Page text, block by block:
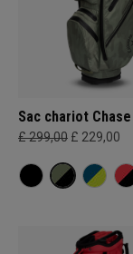
Sac chariot Chase
£ 299,00 £ 229,00